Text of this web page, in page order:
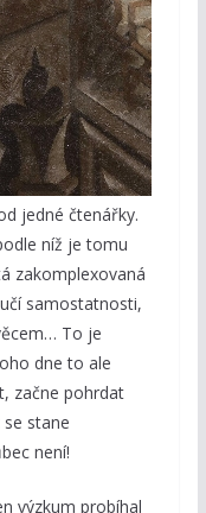
jedné čtenářky.
níž je tomu
zakomplexovaná
samostatnosti,
To je
dne to ale
začne pohrdat
stane
není!
výzkum probíhal